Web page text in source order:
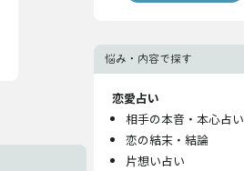
悩み・内容で探す
恋愛占い
相手の本音・本心占い
恋の結末・結論
片想い占い